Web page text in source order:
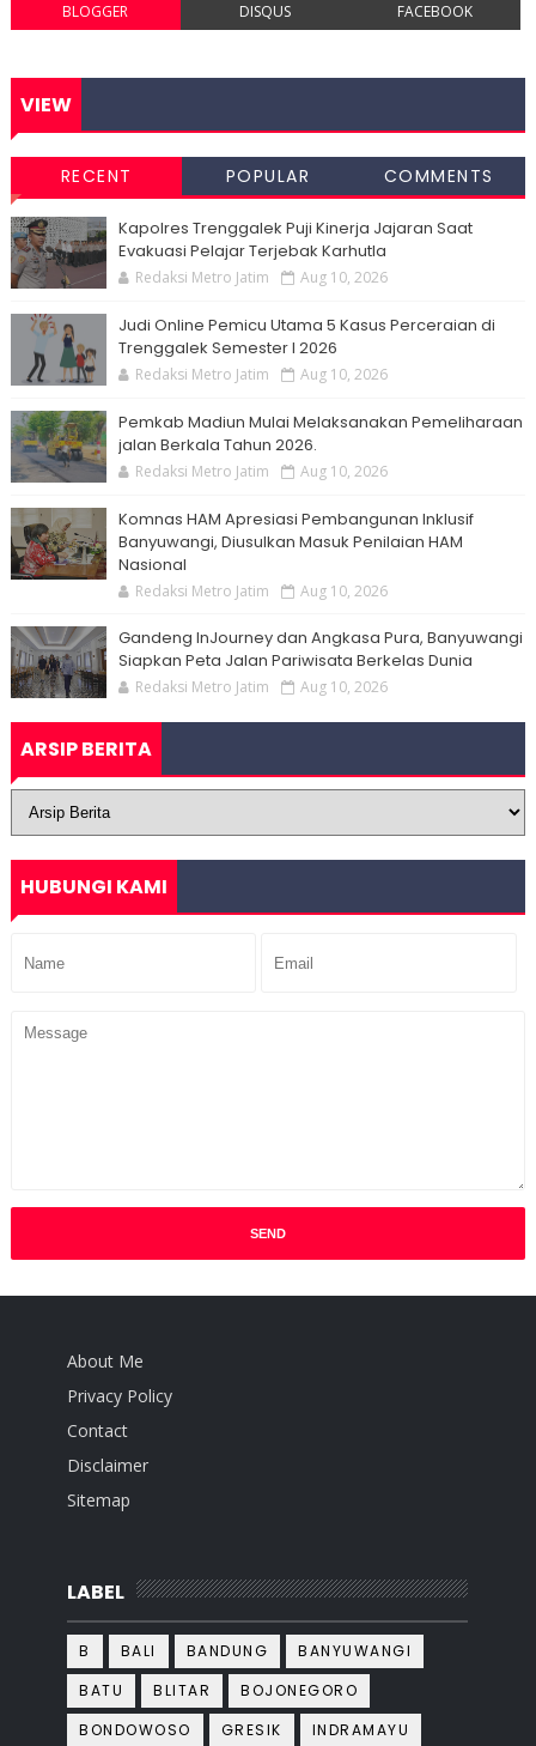
BLOGGER DISQUS FACEBOOK
VIEW
RECENT POPULAR COMMENTS
Kapolres Trenggalek Puji Kinerja Jajaran Saat
Evakuasi Pelajar Terjebak Karhutla
Redaksi Metro Jatim Aug 10, 2026
Judi Online Pemicu Utama 5 Kasus Perceraian di
Trenggalek Semester I 2026
Redaksi Metro Jatim Aug 10, 2026
Pemkab Madiun Mulai Melaksanakan Pemeliharaan
jalan Berkala Tahun 2026.
Redaksi Metro Jatim Aug 10, 2026
Komnas HAM Apresiasi Pembangunan Inklusif
Banyuwangi, Diusulkan Masuk Penilaian HAM
Nasional
Redaksi Metro Jatim Aug 10, 2026
Gandeng InJourney dan Angkasa Pura, Banyuwangi
Siapkan Peta Jalan Pariwisata Berkelas Dunia
Redaksi Metro Jatim Aug 10, 2026
ARSIP BERITA
HUBUNGI KAMI
About Me
Privacy Policy
Contact
Disclaimer
Sitemap
LABEL
B BALI BANDUNG
BANYUWANGI
BATU
BLITAR
BOJONEGORO
BONDOWOSO
GRESIK
INDRAMAYU